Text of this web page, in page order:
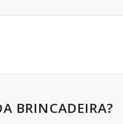
BRINCADEIRA?